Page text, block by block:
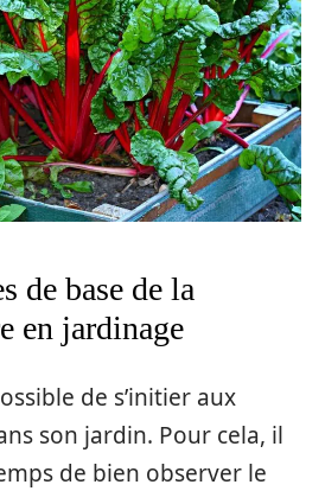
de base de la
en jardinage
de s’initier aux
son jardin. Pour cela, il
de bien observer le